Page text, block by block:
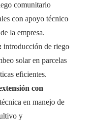
comunitario
con apoyo técnico
la empresa.
introducción de riego
solar en parcelas
eficientes.
con
en manejo de
y